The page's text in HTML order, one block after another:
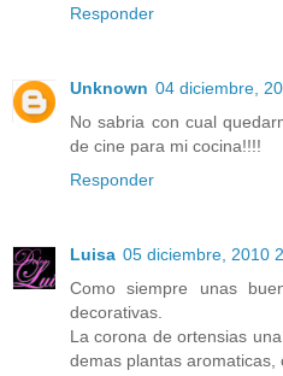
Responder
Unknown 04 diciembre,
No sabria con cual
de cine para mi cocina!!!!
Responder
Luisa 05 diciembre, 2010
Como siempre unas
decorativas.
La corona de ortensias
demas plantas aromaticas,